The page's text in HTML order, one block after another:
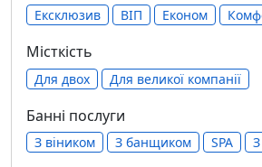
Ексклюзив ВІП Економ
Місткість
Для двох Для великої компанії
Банні послуги
З віником З банщиком SPA